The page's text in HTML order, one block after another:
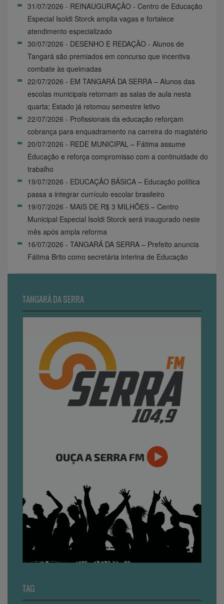
31/07/2026 - REINAUGURAÇÃO - Centro de Educação
Especial Isoldi Storck amplia vagas e fortalece
atendimento especializado
30/07/2026 - DESENHO E REDAÇÃO - Alunos de
Tangará são premiados em concurso que incentiva
combate às queimadas
22/07/2026 - EM TANGARÁ DA SERRA – Alunos das
escolas municipais retornam as salas de aula nesta
quarta; Estado já retomou semestre letivo
22/07/2026 - Profissionais da educação reforçam
cobrança para enquadramento na carreira do magistério
20/07/2026 - REDE MUNICIPAL – Fátima assume
Educação e reforça compromisso com a continuidade do
trabalho
19/07/2026 - EDUCAÇÃO BÁSICA – Educação política
passa a integrar currículo escolar brasileiro
19/07/2026 - MAIS DE R$ 3 MILHÕES – Centro
Municipal Especial Isoldi Storck será inaugurado neste
mês após ampla reforma
16/07/2026 - TANGARÁ DA SERRA – Prefeito anuncia
Fátima Brito como secretária interina de Educação
TANGARÁ DA SERRA
TAG